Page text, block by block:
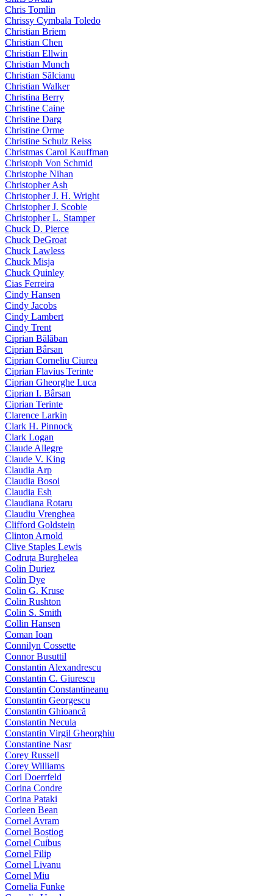
Chris Tomlin
Chrissy Cymbala Toledo
Christian Briem
Christian Chen
Christian Ellwin
Christian Munch
Christian Sălcianu
Christian Walker
Christina Berry
Christine Caine
Christine Darg
Christine Orme
Christine Schulz Reiss
Christmas Carol Kauffman
Christoph Von Schmid
Christophe Nihan
Christopher Ash
Christopher J. H. Wright
Christopher J. Scobie
Christopher L. Stamper
Chuck D. Pierce
Chuck DeGroat
Chuck Lawless
Chuck Misja
Chuck Quinley
Cias Ferreira
Cindy Hansen
Cindy Jacobs
Cindy Lambert
Cindy Trent
Ciprian Bălăban
Ciprian Bârsan
Ciprian Corneliu Ciurea
Ciprian Flavius Terinte
Ciprian Gheorghe Luca
Ciprian I. Bârsan
Ciprian Terinte
Clarence Larkin
Clark H. Pinnock
Clark Logan
Claude Allegre
Claude V. King
Claudia Arp
Claudia Bosoi
Claudia Esh
Claudiana Rotaru
Claudiu Vrenghea
Clifford Goldstein
Clinton Arnold
Clive Staples Lewis
Codruța Burghelea
Colin Duriez
Colin Dye
Colin G. Kruse
Colin Rushton
Colin S. Smith
Collin Hansen
Coman Ioan
Connilyn Cossette
Connor Busuttil
Constantin Alexandrescu
Constantin C. Giurescu
Constantin Constantineanu
Constantin Georgescu
Constantin Ghioancă
Constantin Necula
Constantin Virgil Gheorghiu
Constantine Nasr
Corey Russell
Corey Williams
Cori Doerrfeld
Corina Condre
Corina Pataki
Corleen Bean
Cornel Avram
Cornel Boștiog
Cornel Cuibus
Cornel Filip
Cornel Livanu
Cornel Miu
Cornelia Funke